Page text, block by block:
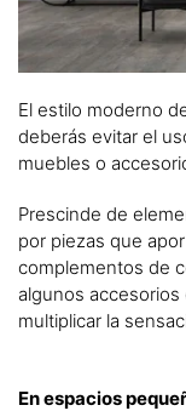
El estilo moderno
deberás evitar el
muebles o
Prescinde de
por piezas que
complementos de
algunos
multiplicar la
En espacios